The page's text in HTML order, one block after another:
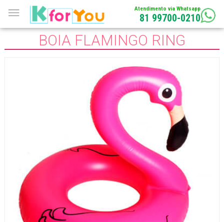
Atendimento via Whatsapp
81 99700-0210
BOIA FLAMINGO RING